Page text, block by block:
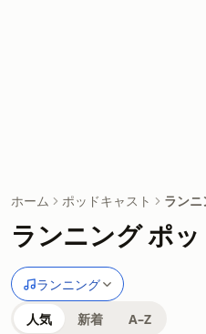
ホーム ポッドキャスト ランニ
ランニング ポ
ランニング
人気 新着 A–Z